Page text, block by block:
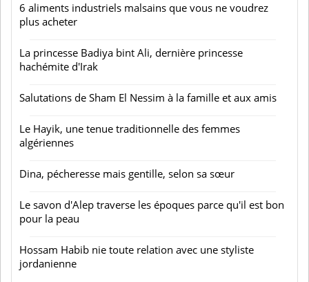
6 aliments industriels malsains que vous ne voudrez
plus acheter
La princesse Badiya bint Ali, dernière princesse
hachémite d'Irak
Salutations de Sham El Nessim à la famille et aux amis
Le Hayik, une tenue traditionnelle des femmes
algériennes
Dina, pécheresse mais gentille, selon sa sœur
Le savon d'Alep traverse les époques parce qu'il est bon
pour la peau
Hossam Habib nie toute relation avec une styliste
jordanienne